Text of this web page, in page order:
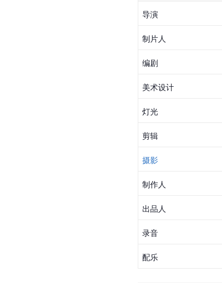
导演
制片人
编剧
美术设计
灯光
剪辑
摄影
制作人
出品人
录音
配乐